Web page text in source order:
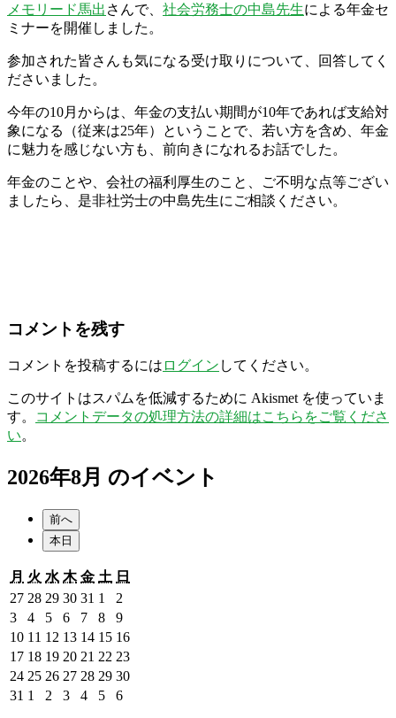
メモリード馬出 さんで、 社会労務士の中島先生による年金セ
ミナーを開催しました。
参加された皆さんも気になる受け取りについて、回答してく
ださいました。
今年の10月からは、年金の支払い期間が10年であれば支給対
象になる（従来は25年）ということで、若い方を含め、年金
に魅力を感じない方も、前向きになれるお話でした。
年金のことや、会社の福利厚生のこと、ご不明な点等ござい
ましたら、是非社労士の中島先生にご相談ください。
コメントを残す
コメントを投稿するには ログイン してください。
このサイトはスパムを低減するために Akismet を使っていま
す。
コメントデータの処理方法の詳細はこちらをご覧くださ
い。
2026年8月 のイベント
前へ
本日
月 月
曜
日
火 火
曜
日
水 水
曜
日
木木
曜
日
金金
曜
日
土 土
曜
日
日
272026
年
7
月
27
日
282026
年
7
月
28
日
292026
年
7
月
29
日
302026
年
7
月
30
日
31 2026
年
7
月
31
日
1
2026
年
8
月
1
日
2
年
8
月
2
日
32026
年
8
月
3
日
42026
年
8
月
4
日
52026
年
8
月
5
日
62026
年
8
月
6
日
72026
年
8
月
7
日
82026
年
8
月
8
日
92026
年
8
月
9
日
102026
年
8
月
10
11 2026
年
8
月
11
12 2026
年
8
月
12
132026
年
8
月
13
142026
年
8
月
14
152026
年
8
月
15
162026
8
172026
年
8
182026
年
8
192026
年
8
202026
年
21 2026
年
8
22 2026
年
8
232026
年
242026
年
252026
年
262026
年
272026
年
282026
年
292026
年
302026
31 2026
1
2026
2 2026
32026
42026
52026
62026